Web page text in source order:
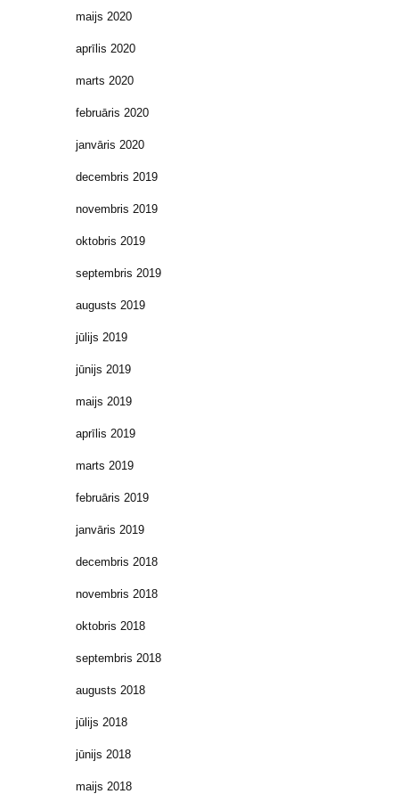
maijs 2020
aprīlis 2020
marts 2020
februāris 2020
janvāris 2020
decembris 2019
novembris 2019
oktobris 2019
septembris 2019
augusts 2019
jūlijs 2019
jūnijs 2019
maijs 2019
aprīlis 2019
marts 2019
februāris 2019
janvāris 2019
decembris 2018
novembris 2018
oktobris 2018
septembris 2018
augusts 2018
jūlijs 2018
jūnijs 2018
maijs 2018